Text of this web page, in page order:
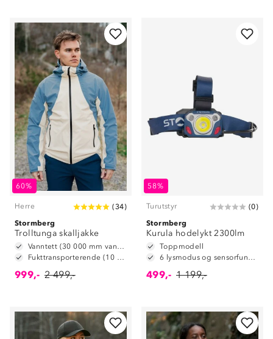
60%
Herre (34)
Stormberg
Trolltunga skalljakke
Vanntett (30 000 mm vannsøyle)
Fukttransporterende (10 000 g/m2/24t)
999,- 2 499,-
58%
Turutstyr (0)
Stormberg
Kurula hodelykt 2300lm
Toppmodell
6 lysmodus og sensorfunksjon
499,- 1 199,-